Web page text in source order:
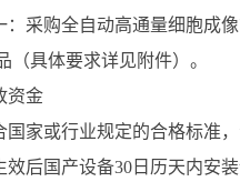
：采购全自动高通量细胞成
（具体要求详见附件）。
资金
国家或行业规定的合格标准
效后国产设备30日历天内安